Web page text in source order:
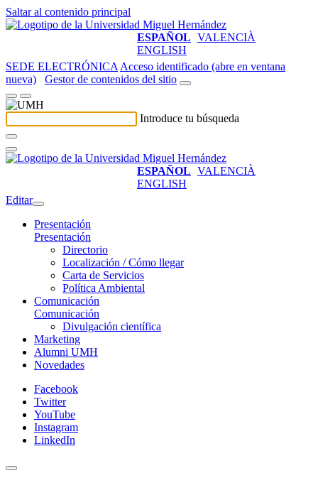
Saltar al contenido principal
ESPAÑOL VALENCIÀ
ENGLISH
SEDE ELECTRÓNICA Acceso identificado (abre en ventana
nueva)
Gestor de contenidos del sitio
Introduce tu búsqueda
ESPAÑOL VALENCIÀ
ENGLISH
Editar
Presentación
Presentación
Directorio
Localización / Cómo llegar
Carta de Servicios
Política Ambiental
Comunicación
Comunicación
Divulgación científica
Marketing
Alumni UMH
Novedades
Facebook
Twitter
YouTube
Instagram
LinkedIn